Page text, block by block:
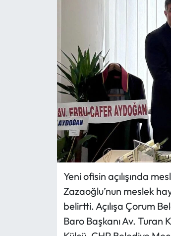
Yeni ofisin açılışında
Zazaoğlu’nun meslek
belirtti. Açılışa Çorum
Baro Başkanı Av. Turan
İskilip Haberleri
Kargı Haberleri
Laçin Haberleri